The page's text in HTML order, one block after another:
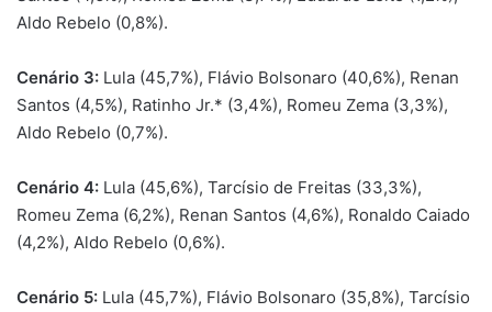
Aldo Rebelo (0,8%).
Cenário 3: Lula (45,7%), Flávio Bolsonaro (40,6%), Renan
Santos (4,5%), Ratinho Jr.* (3,4%), Romeu Zema (3,3%),
Aldo Rebelo (0,7%).
Cenário 4: Lula (45,6%), Tarcísio de Freitas (33,3%),
Romeu Zema (6,2%), Renan Santos (4,6%), Ronaldo Caiado
(4,2%), Aldo Rebelo (0,6%).
Cenário 5: Lula (45,7%), Flávio Bolsonaro (35,8%), Tarcísio